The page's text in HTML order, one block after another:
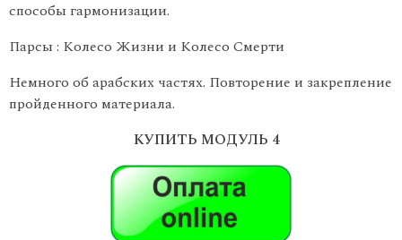
способы гармонизации.
Парсы : Колесо Жизни и Колесо Смерти
Немного об арабских частях. Повторение и закрепление
пройденного материала.
КУПИТЬ МОДУЛЬ 4